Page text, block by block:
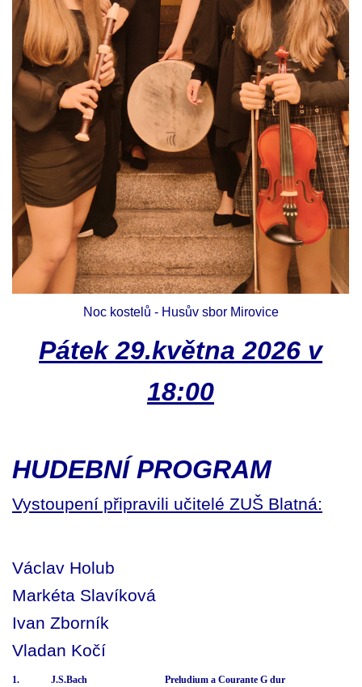
Noc kostelů - Husův sbor Mirovice
Pátek 29.května 2026 v
18:00
HUDEBNÍ PROGRAM
Vystoupení připravili učitelé ZUŠ Blatná:
Václav Holub
Markéta Slavíková
Ivan Zborník
Vladan Kočí
1. J.S.Bach Preludium a Courante G dur